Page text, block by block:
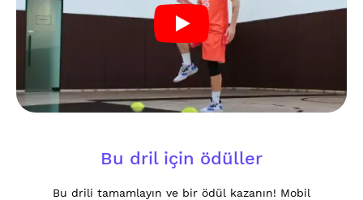
Bu dril için ödüller
Bu drili tamamlayın ve bir ödül kazanın! Mobil